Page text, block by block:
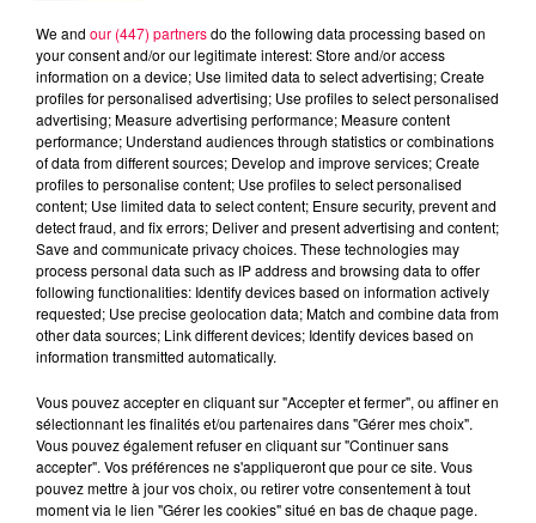
podcasts/2024/10/20241010-APERO-QUIZZ.mp3
We and our (447) partnersdo the following data processing based on
your consent and/or our legitimate interest: Store and/or access
information on a device; Use limited data to select advertising; Create
profiles for personalised advertising; Use profiles to select personalised
advertising; Measure advertising performance; Measure content
performance; Understand audiences through statistics or combinations
of data from different sources; Develop and improve services; Create
profiles to personalise content; Use profiles to select personalised
content; Use limited data to select content; Ensure security, prevent and
detect fraud, and fix errors; Deliver and present advertising and content;
Save and communicate privacy choices. These technologies may
process personal data such as IP address and browsing data to offer
following functionalities: Identify devices based on information actively
requested; Use precise geolocation data; Match and combine data from
other data sources; Link different devices; Identify devices based on
information transmitted automatically.
Vous pouvez accepter en cliquant sur "Accepter et fermer", ou affiner en
sélectionnant les finalités et/ou partenaires dans "Gérer mes choix".
Vous pouvez également refuser en cliquant sur "Continuer sans
accepter". Vos préférences ne s'appliqueront que pour ce site. Vous
pouvez mettre à jour vos choix, ou retirer votre consentement à tout
moment via le lien "Gérer les cookies" situé en bas de chaque page.